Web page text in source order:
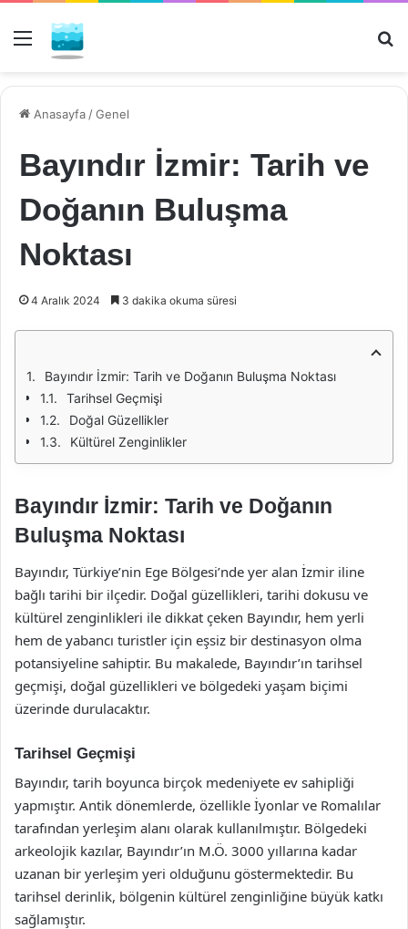
Menü
Anasayfa /Genel
Bayındır İzmir: Tarih ve
Doğanın Buluşma
Noktası
4 Aralık 2024 3 dakika okuma süresi
Bayındır İzmir: Tarih ve Doğanın Buluşma Noktası
Tarihsel Geçmişi
Doğal Güzellikler
Kültürel Zenginlikler
Bayındır İzmir: Tarih ve Doğanın
Buluşma Noktası
Bayındır, Türkiye’nin Ege Bölgesi’nde yer alan İzmir iline
bağlı tarihi bir ilçedir. Doğal güzellikleri, tarihi dokusu ve
kültürel zenginlikleri ile dikkat çeken Bayındır, hem yerli
hem de yabancı turistler için eşsiz bir destinasyon olma
potansiyeline sahiptir. Bu makalede, Bayındır’ın tarihsel
geçmişi, doğal güzellikleri ve bölgedeki yaşam biçimi
üzerinde durulacaktır.
Tarihsel Geçmişi
Bayındır, tarih boyunca birçok medeniyete ev sahipliği
yapmıştır. Antik dönemlerde, özellikle İyonlar ve Romalılar
tarafından yerleşim alanı olarak kullanılmıştır. Bölgedeki
arkeolojik kazılar, Bayındır’ın M.Ö. 3000 yıllarına kadar
uzanan bir yerleşim yeri olduğunu göstermektedir. Bu
tarihsel derinlik, bölgenin kültürel zenginliğine büyük katkı
sağlamıştır.